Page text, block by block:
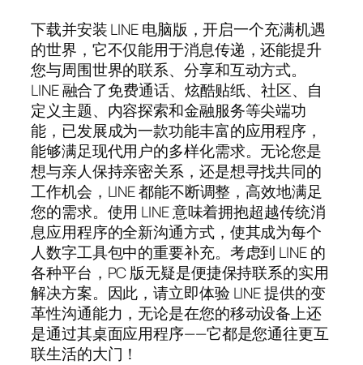
下载并安装 LINE 电脑版，开启一个充满机遇
的世界，它不仅能用于消息传递，还能提升
您与周围世界的联系、分享和互动方式。
LINE 融合了免费通话、炫酷贴纸、社区、自
定义主题、内容探索和金融服务等尖端功
能，已发展成为一款功能丰富的应用程序，
能够满足现代用户的多样化需求。无论您是
想与亲人保持亲密关系，还是想寻找共同的
工作机会，LINE 都能不断调整，高效地满足
您的需求。使用 LINE 意味着拥抱超越传统消
息应用程序的全新沟通方式，使其成为每个
人数字工具包中的重要补充。考虑到 LINE 的
各种平台，PC 版无疑是便捷保持联系的实用
解决方案。因此，请立即体验 LINE 提供的变
革性沟通能力，无论是在您的移动设备上还
是通过其桌面应用程序——它都是您通往更互
联生活的大门！